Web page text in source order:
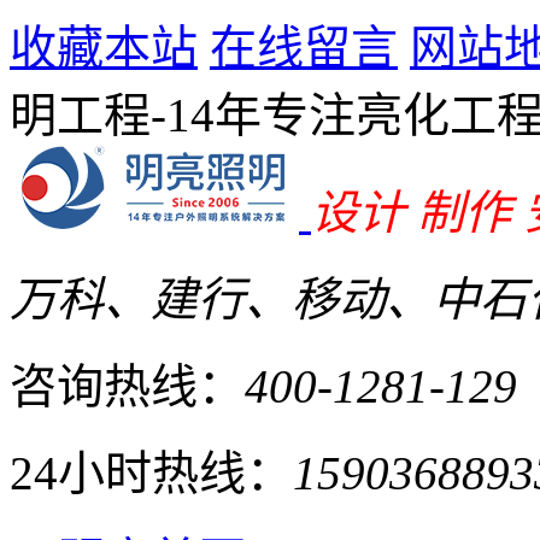
收藏本站 在线留言 网站
明工程-14年专注亮化工
设计 制作
万科、建行、移动、中
咨询热线： 400-1281-129
24小时热线：